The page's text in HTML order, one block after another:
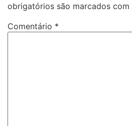
obrigatórios são marcados com
Comentário *